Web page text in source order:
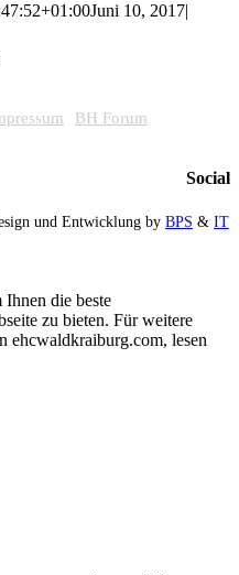
Juni 10, 2017|
Social
BH Forum
und Entwicklung by BPS & IT
die beste
zu bieten. Für weitere
ehcwaldkraiburg.com, lesen